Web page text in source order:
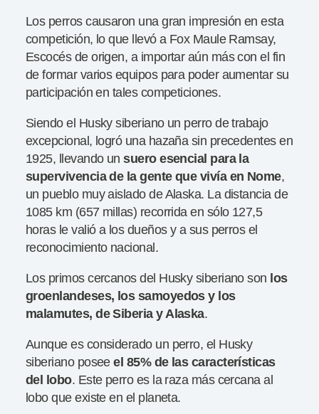
Los perros causaron una gran impresión en esta
competición, lo que llevó a Fox Maule Ramsay,
Escocés de origen, a importar aún más con el fin
de formar varios equipos para poder aumentar su
participación en tales competiciones.
Siendo el Husky siberiano un perro de trabajo
excepcional, logró una hazaña sin precedentes en
1925, llevando unsuero esencial para la
supervivencia de la gente que vivía en Nome,
un pueblo muy aislado de Alaska. La distancia de
1085 km (657 millas) recorrida en sólo 127,5
horas le valió a los dueños y a sus perros el
reconocimiento nacional.
Los primos cercanos del Husky siberiano son los
groenlandeses, los samoyedos y los
malamutes, de Siberia y Alaska.
Aunque es considerado un perro, el Husky
siberiano poseeel 85% de las características
del lobo. Este perro es la raza más cercana al
lobo que existe en el planeta.